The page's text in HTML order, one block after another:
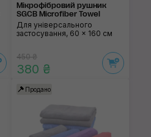
Мікрофібровий рушник
SGCB Microfiber Towel
Для універсального
застосування, 60 × 160 см
450 ₴
380 ₴
Продано